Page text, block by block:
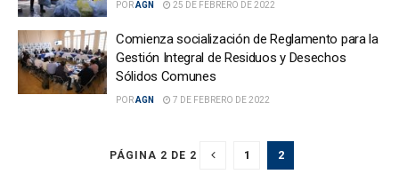
PORAGN 25 DE FEBRERO DE 2022
Comienza socialización de Reglamento para la
Gestión Integral de Residuos y Desechos
Sólidos Comunes
PORAGN 7 DE FEBRERO DE 2022
PÁGINA 2 DE 2 1 2